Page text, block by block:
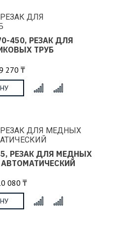
450, РЕЗАК ДЛЯ
ТРУБ
270 ₸
РЕЗАК ДЛЯ МЕДНЫХ
080 ₸